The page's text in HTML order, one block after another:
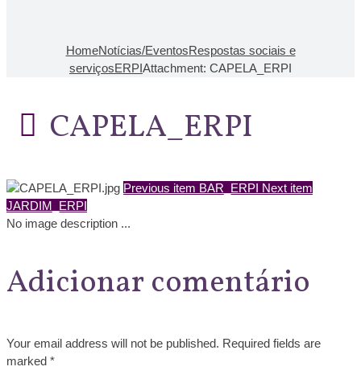
HomeNotícias/EventosRespostas sociais e
serviçosERPIAttachment: CAPELA_ERPI
CAPELA_ERPI
Previous item BAR_ERPI Next item
JARDIM_ERPI
No image description ...
Adicionar comentário
Your email address will not be published. Required fields are
marked *